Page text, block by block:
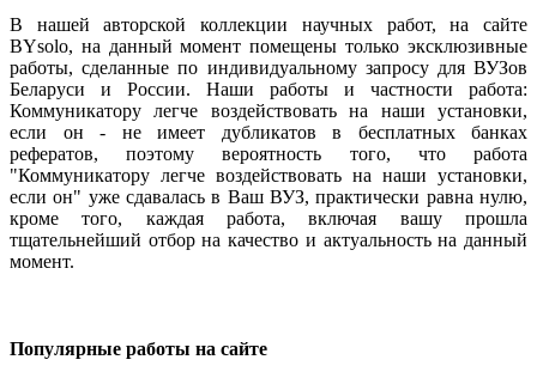
В нашей авторской коллекции научных работ, на сайте
BYsolo, на данный момент помещены только эксклюзивные
работы, сделанные по индивидуальному запросу для ВУЗов
Беларуси и России. Наши работы и частности работа:
Коммуникатору легче воздействовать на наши установки,
если он - не имеет дубликатов в бесплатных банках
рефератов, поэтому вероятность того, что работа
"Коммуникатору легче воздействовать на наши установки,
если он" уже сдавалась в Ваш ВУЗ, практически равна нулю,
кроме того, каждая работа, включая вашу прошла
тщательнейший отбор на качество и актуальность на данный
момент.
Популярные работы на сайте